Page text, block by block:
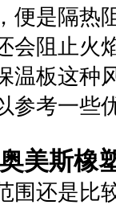
便是隔热
会阻止火
温板这种
参考一些
美斯橡
围还是比